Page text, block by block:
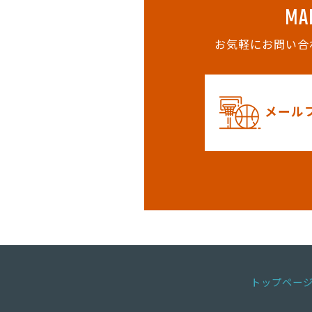
お気軽にお問い
メール
トップペー